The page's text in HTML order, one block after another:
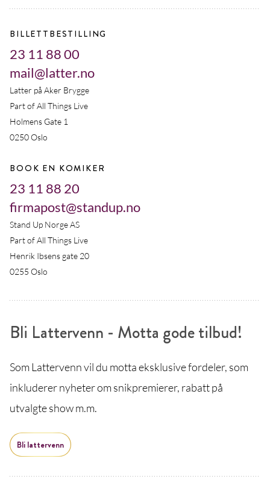
BILLETTBESTILLING
23 11 88 00
mail@latter.no
Latter på Aker Brygge
Part of All Things Live
Holmens Gate 1
0250 Oslo
BOOK EN KOMIKER
23 11 88 20
firmapost@standup.no
Stand Up Norge AS
Part of All Things Live
Henrik Ibsens gate 20
0255 Oslo
Bli Lattervenn - Motta gode tilbud!
Som Lattervenn vil du motta eksklusive fordeler, som
inkluderer nyheter om snikpremierer, rabatt på
utvalgte show m.m.
Bli lattervenn